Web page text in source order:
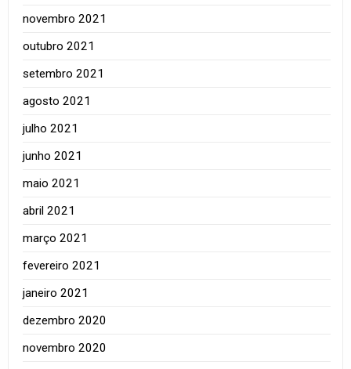
novembro 2021
outubro 2021
setembro 2021
agosto 2021
julho 2021
junho 2021
maio 2021
abril 2021
março 2021
fevereiro 2021
janeiro 2021
dezembro 2020
novembro 2020